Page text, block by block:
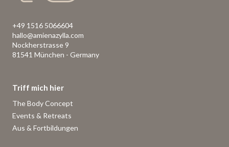
+49 1516 5066604
hallo@amienazylla.com
Nockherstrasse 9
81541 München - Germany
Triff mich hier
The Body Concept
Events & Retreats
Aus & Fortbildungen